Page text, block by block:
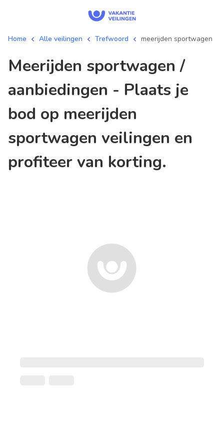
Home Alle veilingen Trefwoord meerijden sportwagen
meerijden sportwagen /
aanbiedingen - Plaats je
bod op meerijden
sportwagen veilingen en
profiteer van korting.